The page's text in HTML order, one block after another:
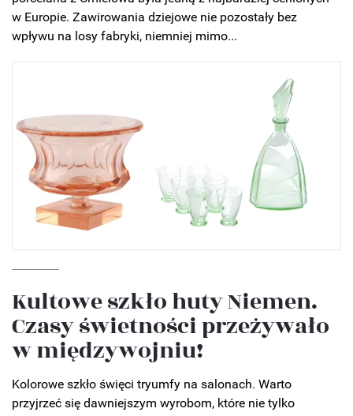
w Europie. Zawirowania dziejowe nie pozostały bez
wpływu na losy fabryki, niemniej mimo...
Kultowe szkło huty Niemen.
Czasy świetności przeżywało
w międzywojniu!
Kolorowe szkło święci tryumfy na salonach. Warto
przyjrzeć się dawniejszym wyrobom, które nie tylko